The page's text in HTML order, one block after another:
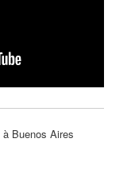
à Buenos Aires